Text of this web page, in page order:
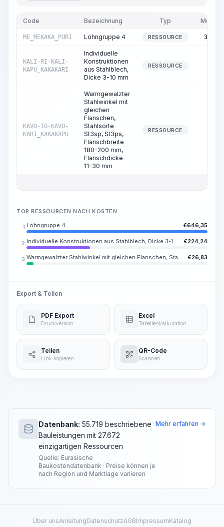
Code Bezeichnung Typ Menge
ME_MEKAKA_PURI Lohngruppe 4 RESSOURCE 33,00
KALI-RI-KALI-
KAPU_KAKAKARI
Individuelle
Konstruktionen
aus Stahlblech,
Dicke 3-10 mm
RESSOURCE
KAVO-TO-KAVO-
KARI_KAKAKAPU
Warmgewalzter
Stahlwinkel mit
gleichen
Flanschen,
Stahlsorte
St3sp, St3ps,
Flanschbreite
180-200 mm,
Flanschdicke
11-30 mm
RESSOURCE
TOP RESSOURCEN NACH KOSTEN
1. Lohngruppe 4 €646,35
2. Individuelle Konstruktionen aus Stahlblech, Dicke 3-10 mm €224,24
3. Warmgewalzter Stahlwinkel mit gleichen Flanschen, Stahlsorte St3sp, St3ps, Flanschbreite 180-200 mm, Flanschdicke 11-30 mm €26,83
Export & Teilen
PDF Export
Druckversion
Excel
Tabellenkalkulation
Teilen
Link kopieren
QR-Code
Scannen
Datenbank: 55.719 beschriebene
Bauleistungen mit 27.672
einzigartigen Ressourcen
Quelle: Eurasische
Baukostendatenbank · Preise können je
nach Region und Marktlage variieren
Mehr erfahren →
Über unsAnleitungDatenschutzAGBImpressumKatalog